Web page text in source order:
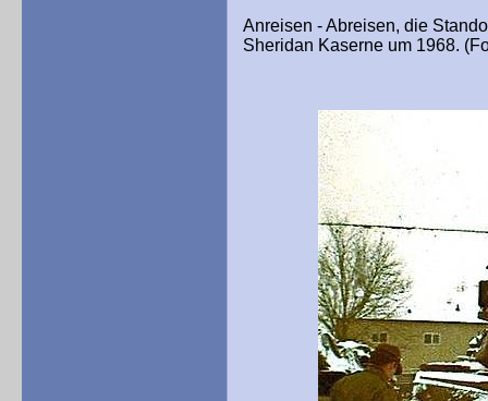
Anreisen - Abreisen, die
Sheridan Kaserne um 1968.